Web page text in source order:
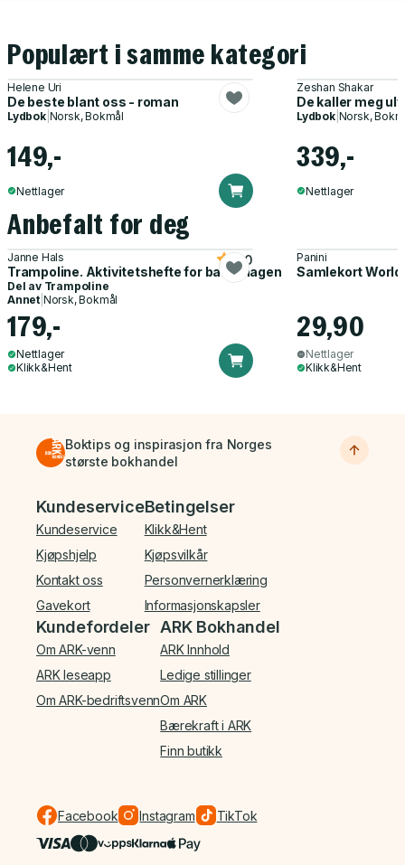
Populært i samme kategori
Helene Uri
De beste blant oss - roman
Lydbok| Norsk, Bokmål
149,-
Nettlager
Zeshan Shakar
De kaller meg
Lydbok| Norsk,
339,-
Nettlager
Anbefalt for deg
Janne Hals
Trampoline. Aktivitetshefte for barnehagen
5.0
Del av Trampoline
Annet Norsk, Bokmål
179,-
Nettlager
Klikk&Hent
Panini
Samlekort
29,90
Nettlager
Klikk&Hent
Boktips og inspirasjon fra Norges
største bokhandel
Bunnmeny
Kundeservice
Kundeservice
Kjøpshjelp
Kontakt oss
Gavekort
Betingelser
Klikk&Hent
Kjøpsvilkår
Personvernerklæring
Informasjonskapsler
Kundefordeler
Om ARK-venn
ARK leseapp
Om ARK-bedriftsvenn
ARK Bokhandel
ARK Innhold
Ledige stillinger
Om ARK
Bærekraft i ARK
Finn butikk
Facebook Instagram TikTok